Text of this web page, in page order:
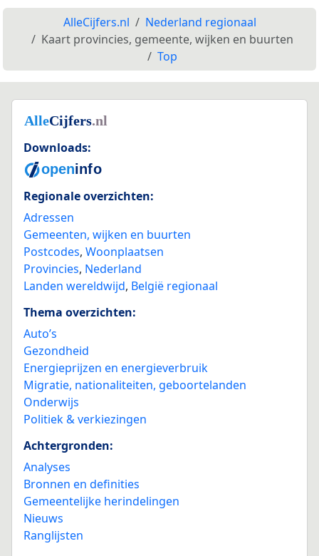
AlleCijfers.nl
Nederland regionaal
Kaart provincies, gemeente, wijken en buurten
Top
Downloads:
Regionale overzichten:
Adressen
Gemeenten, wijken en buurten
Postcodes, Woonplaatsen
Provincies, Nederland
Landen wereldwijd, België regionaal
Thema overzichten:
Auto’s
Gezondheid
Energieprijzen en energieverbruik
Migratie, nationaliteiten, geboortelanden
Onderwijs
Politiek & verkiezingen
Achtergronden:
Analyses
Bronnen en definities
Gemeentelijke herindelingen
Nieuws
Ranglijsten